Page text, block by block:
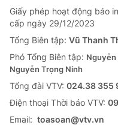
Giấy phép hoạt động báo
cấp ngày 29/12/2023
Tổng Biên tập: Vũ Thanh
Phó Tổng Biên tập: Nguyễn
Nguyễn Trọng Ninh
Tổng đài VTV: 024.38 355
Ðiện thoại Thời báo VTV:
Email: toasoan@vtv.vn